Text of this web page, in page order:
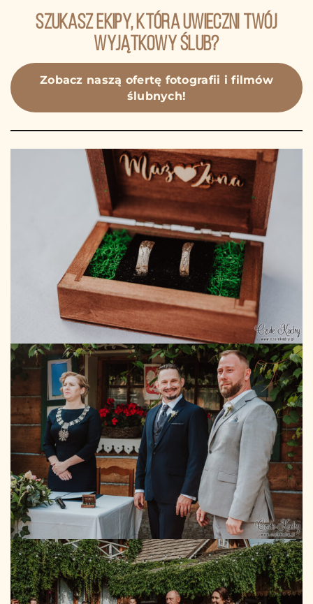
Szukasz ekipy, która uwieczni Twój
wyjątkowy ślub?
Zobacz naszą ofertę fotografii i filmów
ślubnych!